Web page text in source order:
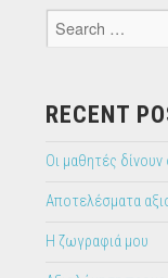
RECENT
Οι μαθητές
Αποτελέσματα
Η ζωγραφιά μου